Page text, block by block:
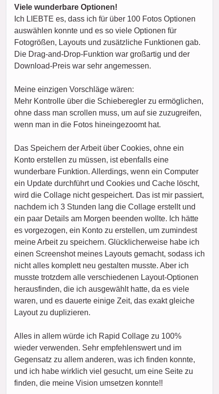
Viele wunderbare Optionen!
Ich LIEBTE es, dass ich für über 100 Fotos Optionen
auswählen konnte und es so viele Optionen für
Fotogrößen, Layouts und zusätzliche Funktionen gab.
Die Drag-and-Drop-Funktion war großartig und der
Download-Preis war sehr angemessen.
Meine einzigen Vorschläge wären:
Mehr Kontrolle über die Schieberegler zu ermöglichen,
ohne dass man scrollen muss, um auf sie zuzugreifen,
wenn man in die Fotos hineingezoomt hat.
Das Speichern der Arbeit über Cookies, ohne ein
Konto erstellen zu müssen, ist ebenfalls eine
wunderbare Funktion. Allerdings, wenn ein Computer
ein Update durchführt und Cookies und Cache löscht,
wird die Collage nicht gespeichert. Das ist mir passiert,
nachdem ich 3 Stunden lang die Collage erstellt und
ein paar Details am Morgen beenden wollte. Ich hätte
es vorgezogen, ein Konto zu erstellen, um zumindest
meine Arbeit zu speichern. Glücklicherweise habe ich
einen Screenshot meines Layouts gemacht, sodass ich
nicht alles komplett neu gestalten musste. Aber ich
musste trotzdem alle verschiedenen Layout-Optionen
herausfinden, die ich ausgewählt hatte, da es viele
waren, und es dauerte einige Zeit, das exakt gleiche
Layout zu duplizieren.
Alles in allem würde ich Rapid Collage zu 100%
wieder verwenden. Sehr empfehlenswert und im
Gegensatz zu allem anderen, was ich finden konnte,
und ich habe wirklich viel gesucht, um eine Seite zu
finden, die meine Vision umsetzen konnte!!